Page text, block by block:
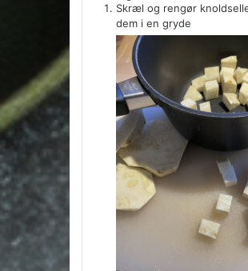
Skræl og rengør
dem i en gryde